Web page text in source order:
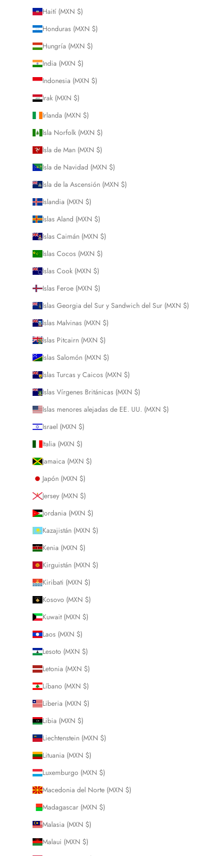
Haití (MXN $)
Honduras (MXN $)
Hungría (MXN $)
India (MXN $)
Indonesia (MXN $)
Irak (MXN $)
Irlanda (MXN $)
Isla Norfolk (MXN $)
Isla de Man (MXN $)
Isla de Navidad (MXN $)
Isla de la Ascensión (MXN $)
Islandia (MXN $)
Islas Aland (MXN $)
Islas Caimán (MXN $)
Islas Cocos (MXN $)
Islas Cook (MXN $)
Islas Feroe (MXN $)
Islas Georgia del Sur y Sandwich del Sur (MXN $)
Islas Malvinas (MXN $)
Islas Pitcairn (MXN $)
Islas Salomón (MXN $)
Islas Turcas y Caicos (MXN $)
Islas Vírgenes Británicas (MXN $)
Islas menores alejadas de EE. UU. (MXN $)
Israel (MXN $)
Italia (MXN $)
Jamaica (MXN $)
Japón (MXN $)
Jersey (MXN $)
Jordania (MXN $)
Kazajistán (MXN $)
Kenia (MXN $)
Kirguistán (MXN $)
Kiribati (MXN $)
Kosovo (MXN $)
Kuwait (MXN $)
Laos (MXN $)
Lesoto (MXN $)
Letonia (MXN $)
Líbano (MXN $)
Liberia (MXN $)
Libia (MXN $)
Liechtenstein (MXN $)
Lituania (MXN $)
Luxemburgo (MXN $)
Macedonia del Norte (MXN $)
Madagascar (MXN $)
Malasia (MXN $)
Malaui (MXN $)